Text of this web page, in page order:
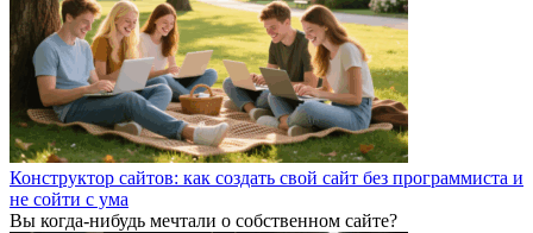
Конструктор сайтов: как создать свой сайт без программиста и
не сойти с ума
Вы когда-нибудь мечтали о собственном сайте?